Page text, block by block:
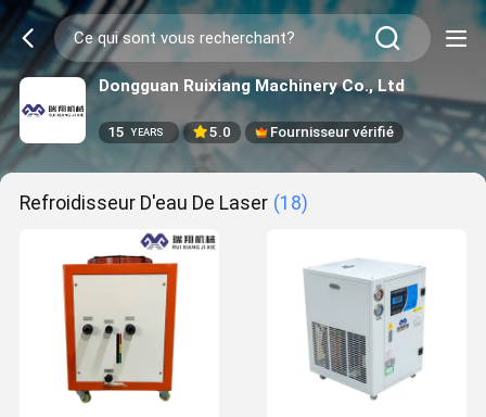
Dongguan Ruixiang Machinery Co., Ltd
15 YEARS 5.0 Fournisseur vérifié
Refroidisseur D'eau De Laser (18)